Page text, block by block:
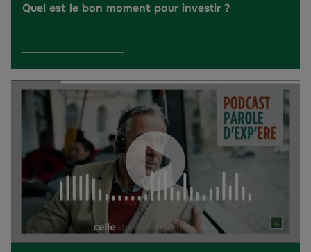
Quel est le bon moment pour investir ?